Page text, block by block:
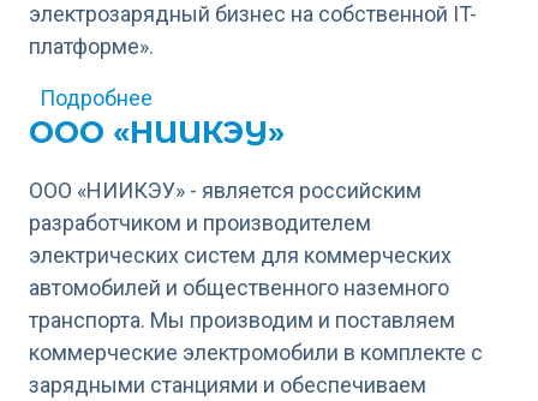
электрозарядный бизнес на собственной IT-
платформе».
Подробнее
ООО «НИИКЭУ»
ООО «НИИКЭУ» - является российским
разработчиком и производителем
электрических систем для коммерческих
автомобилей и общественного наземного
транспорта. Мы производим и поставляем
коммерческие электромобили в комплекте с
зарядными станциями и обеспечиваем